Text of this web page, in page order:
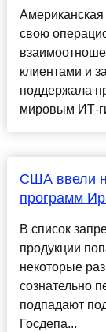
свою
клиентами и
поддержала
мировым ИТ-
США ввели
программ
В список
продукции
некоторые
сознательно
подпадают
Госдепа...